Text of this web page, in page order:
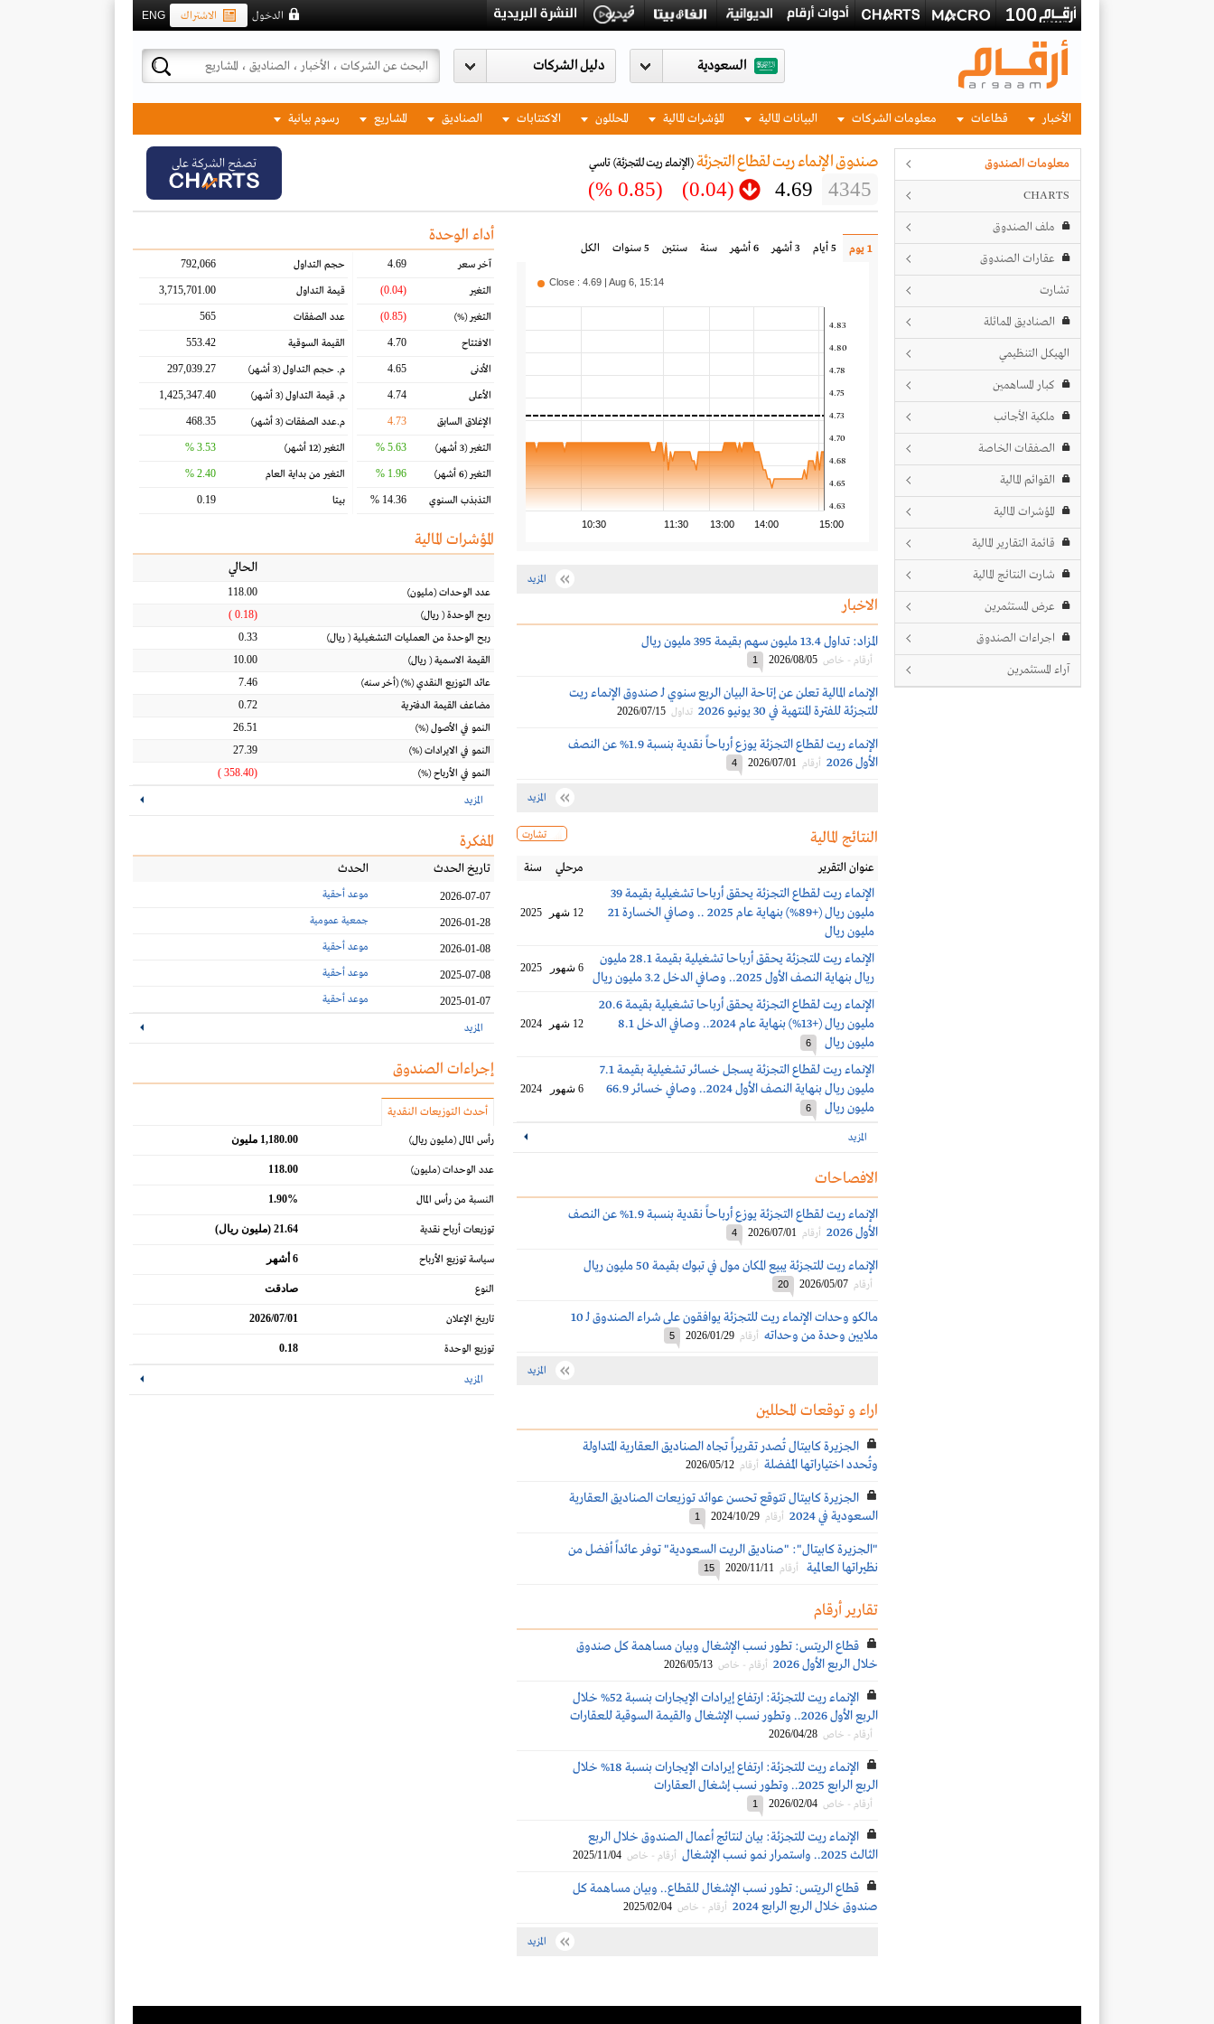
ENG الاشتراك الدخول
السعودية
الأخبار قطاعات معلومات الشركات البيانات المالية المؤشرات المالية المحللون الاكتتابات الصناديق المشاريع رسوم بيانية
معلومات الصندوق
CHARTS
ملف الصندوق
عقارات الصندوق
تشارت
الصناديق المماثلة
الهيكل التنظيمي
كبار المساهمين
ملكية الأجانب
الصفقات الخاصة
القوائم المالية
المؤشرات المالية
قائمة التقارير المالية
شارت النتائج المالية
عرض المستثمرين
اجراءات الصندوق
آراء المستثمرين
صندوق الإنماء ريت لقطاع التجزئة (الإنماء ريت للتجزئة)تاسي
4345
4.69
(0.04)
(0.85 %)
تصفح الشركة على
1 يوم 5 أيام 3 أشهر 6 أشهر سنة سنتين 5 سنوات الكل
10:30 11:30 13:00 14:00 15:00
4.63
4.65
4.68
4.70
4.73
4.75
4.78
4.80
4.83
Close : 4.69 | Aug 6, 15:14
المزيد
الاخبار
المزاد: تداول 13.4 مليون سهم بقيمة 395 مليون ريال
أرقام - خاص 2026/08/05
1
الإنماء المالية تعلن عن إتاحة البيان الربع سنوي لـ صندوق الإنماء ريت
للتجزئة للفترة المنتهية في 30 يونيو 2026
تداول 2026/07/15
الإنماء ريت لقطاع التجزئة يوزع أرباحاً نقدية بنسبة 1.9% عن النصف
الأول 2026
أرقام 2026/07/01
4
المزيد
تشارت النتائج المالية
عنوان التقرير مرحلي سنة
الإنماء ريت لقطاع التجزئة يحقق أرباحا تشغيلية بقيمة 39
مليون ريال (+89%) بنهاية عام 2025 .. وصافي الخسارة 21
مليون ريال
12 شهر 2025
الإنماء ريت للتجزئة يحقق أرباحا تشغيلية بقيمة 28.1 مليون
ريال بنهاية النصف الأول 2025.. وصافي الدخل 3.2 مليون ريال
6 شهور 2025
الإنماء ريت لقطاع التجزئة يحقق أرباحا تشغيلية بقيمة 20.6
مليون ريال (+13%) بنهاية عام 2024.. وصافي الدخل 8.1
مليون ريال
6
12 شهر 2024
الإنماء ريت لقطاع التجزئة يسجل خسائر تشغيلية بقيمة 7.1
مليون ريال بنهاية النصف الأول 2024.. وصافي خسائر 66.9
مليون ريال
6
6 شهور 2024
المزيد
الافصاحات
الإنماء ريت لقطاع التجزئة يوزع أرباحاً نقدية بنسبة 1.9% عن النصف
الأول 2026
أرقام 2026/07/01
4
الإنماء ريت للتجزئة يبيع المكان مول في تبوك بقيمة 50 مليون ريال
أرقام 2026/05/07
20
مالكو وحدات الإنماء ريت للتجزئة يوافقون على شراء الصندوق لـ 10
ملايين وحدة من وحداته أرقام 2026/01/29
5
المزيد
اراء و توقعات المحللين
الجزيرة كابيتال تُصدر تقريراً تجاه الصناديق العقارية المتداولة
وتُحدد اختياراتها المُفضلة أرقام 2026/05/12
الجزيرة كابيتال تتوقع تحسن عوائد توزيعات الصناديق العقارية
السعودية في 2024
أرقام 2024/10/29
1
"الجزيرة كابيتال": "صناديق الريت السعودية" توفر عائداً أفضل من
نظيراتها العالمية
أرقام 2020/11/11
15
تقارير أرقام
قطاع الريتس: تطور نسب الإشغال وبيان مساهمة كل صندوق
خلال الربع الأول 2026
أرقام - خاص 2026/05/13
الإنماء ريت للتجزئة: ارتفاع إيرادات الإيجارات بنسبة 52% خلال
الربع الأول 2026.. وتطور نسب الإشغال والقيمة السوقية للعقارات
أرقام - خاص 2026/04/28
الإنماء ريت للتجزئة: ارتفاع إيرادات الإيجارات بنسبة 18% خلال
الربع الرابع 2025.. وتطور نسب إشغال العقارات
أرقام - خاص 2026/02/04
1
الإنماء ريت للتجزئة: بيان لنتائج أعمال الصندوق خلال الربع
الثالث 2025.. واستمرار نمو نسب الإشغال
أرقام - خاص 2025/11/04
قطاع الريتس: تطور نسب الإشغال للقطاع.. وبيان مساهمة كل
صندوق خلال الربع الرابع 2024
أرقام - خاص 2025/02/04
المزيد
أداء الوحدة
آخر سعر 4.69
التغير (0.04)
التغير(%)
(0.85)
الافتتاح 4.70
الأدنى 4.65
الأعلى 4.74
الإغلاق السابق 4.73
التغير(3 أشهر) 5.63 %
التغير(6 أشهر) 1.96 %
التذبذب السنوي 14.36 %
حجم التداول 792,066
قيمة التداول 3,715,701.00
عدد الصفقات 565
القيمة السوقية 553.42
م. حجم التداول(3 أشهر) 297,039.27
م. قيمة التداول(3 أشهر) 1,425,347.40
م.عدد الصفقات(3 أشهر) 468.35
التغير(12 أشهر) 3.53 %
التغير من بداية العام 2.40 %
بيتا 0.19
المؤشرات المالية
الحالي
عدد الوحدات(مليون)
118.00
ربح الوحدة( ريال)
(0.18 )
ربح الوحدة من العمليات التشغيلية( ريال)
0.33
القيمة الاسمية( ريال)
10.00
عائد التوزيع النقدي(%) (أخر سنه)
7.46
مضاعف القيمة الدفترية
0.72
النمو في الأصول(%)
26.51
النمو في الايرادات(%)
27.39
النمو في الأرباح(%)
(358.40 )
المزيد
المفكرة
تاريخ الحدث الحدث
2026-07-07 موعد أحقية
2026-01-28 جمعية عمومية
2026-01-08 موعد أحقية
2025-07-08 موعد أحقية
2025-01-07 موعد أحقية
المزيد
إجراءات الصندوق
أحدث التوزيعات النقدية
رأس المال(مليون ريال) 1,180.00 مليون
عدد الوحدات(مليون) 118.00
النسبة من رأس المال 1.90%
توزيعات أرباح نقدية 21.64 (مليون ريال)
سياسة توزيع الأرباح 6 أشهر
النوع صادقت
تاريخ الإعلان 2026/07/01
توزيع الوحدة 0.18
المزيد